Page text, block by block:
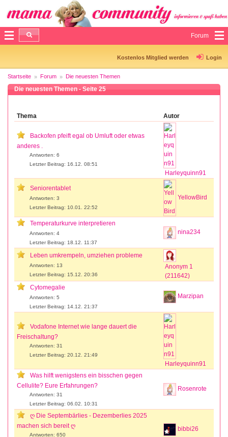
Forum
Kostenlos Mitglied werden Login
Startseite Forum Die neuesten Themen
Die neuesten Themen - Seite 25
Thema Autor
Backofen pfeift egal ob Umluft oder etwas
anderes .
Antworten: 6
Letzter Beitrag: 16.12. 08:51
Harleyquinn91
Seniorentablet
Antworten: 3
Letzter Beitrag: 10.01. 22:52
YellowBird
Temperaturkurve interpretieren
Antworten: 4
Letzter Beitrag: 18.12. 11:37
nina234
Leben umkrempeln, umziehen probleme
Antworten: 13
Letzter Beitrag: 15.12. 20:36
Anonym 1
(211642)
Cytomegalie
Antworten: 5
Letzter Beitrag: 14.12. 21:37
Marzipan
Vodafone Internet wie lange dauert die
Freischaltung?
Antworten: 31
Letzter Beitrag: 20.12. 21:49
Harleyquinn91
Was hilft wenigstens ein bisschen gegen
Cellulite? Eure Erfahrungen?
Antworten: 31
Letzter Beitrag: 06.02. 10:31
Rosenrote
ღ Die Septembärlies - Dezemberlies 2025
machen sich bereit ღ
Antworten: 650
bibbi26